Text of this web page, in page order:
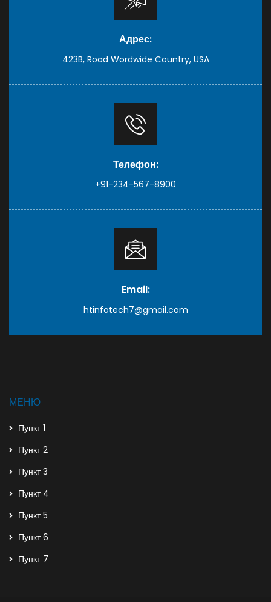
Адрес:
423B, Road Wordwide Country, USA
Телефон:
+91-234-567-8900
Email:
htinfotech7@gmail.com
МЕНЮ
Пункт 1
Пункт 2
Пункт 3
Пункт 4
Пункт 5
Пункт 6
Пункт 7